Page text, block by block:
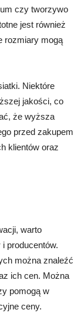
czy tworzywo
jest również
rozmiary mogą
Niektóre
jakości, co
że wyższa
przed zakupem
klientów oraz
warto
producentów.
można znaleźć
ich cen. Można
pomogą w
ceny.